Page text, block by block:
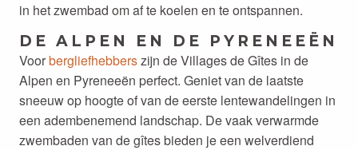
in het zwembad om af te koelen en te ontspannen.
DE ALPEN EN DE PYRENEEËN
Voorbergliefhebberszijn de Villages de Gîtes in de
Alpen en Pyreneeën perfect. Geniet van de laatste
sneeuw op hoogte of van de eerste lentewandelingen in
een adembenemend landschap. De vaak verwarmde
zwembaden van de gîtes bieden je een welverdiend